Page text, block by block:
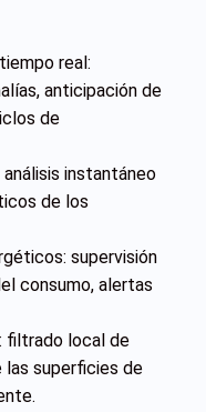
real:
anticipación de
de
instantáneo
de los
supervisión
consumo, alertas
filtrado local de
las superficies de